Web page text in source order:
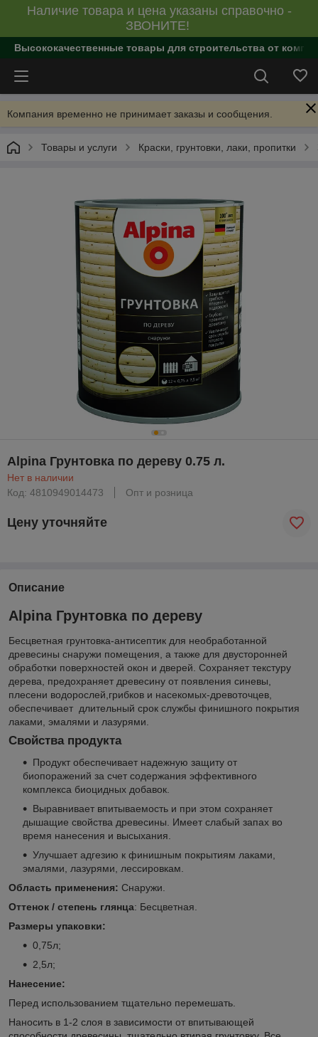
Наличие товара и цена указаны справочно -
ЗВОНИТЕ!
Высококачественные товары для строительства от
Компания временно не принимает заказы и сообщения.
Товары и услуги Краски, грунтовки, лаки, пропитки
Alpina Грунтовка по дереву 0.75 л.
Нет в наличии
Код: 4810949014473
Опт и розница
Цену уточняйте
Описание
Alpina Грунтовка по дереву
Бесцветная грунтовка-антисептик для необработанной
древесины снаружи помещения, а также для двусторонней
обработки поверхностей окон и дверей. Сохраняет текстуру
дерева, предохраняет древесину от появления синевы,
плесени водорослей,грибков и насекомых-древоточцев,
обеспечивает длительный срок службы финишного покрытия
лаками, эмалями и лазурями.
Свойства продукта
Продукт обеспечивает надежную защиту от
биопоражений за счет содержания эффективного
комплекса биоцидных добавок.
Выравнивает впитываемость и при этом сохраняет
дышащие свойства древесины. Имеет слабый запах во
время нанесения и высыхания.
Улучшает адгезию к финишным покрытиям лаками,
эмалями, лазурями, лессировкам.
Область применения: Снаружи.
Оттенок / степень глянца: Бесцветная.
Размеры упаковки:
0,75л;
2,5л;
Нанесение:
Перед использованием тщательно перемешать.
Наносить в 1-2 слоя в зависимости от впитывающей